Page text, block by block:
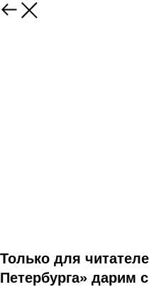
Только для
Петербурга» дарим